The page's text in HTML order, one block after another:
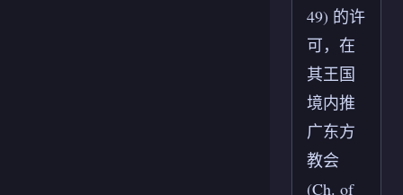
49) 的许
可，在
其王国
境内推
广东方
教会
(Ch. of